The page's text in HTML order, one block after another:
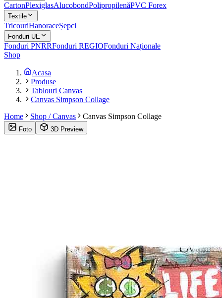
CartonPlexiglasAlucobondPolipropilenăPVC Forex
Textile
TricouriHanoraceȘepci
Fonduri UE
Fonduri PNRRFonduri REGIOFonduri Naționale
Shop
Acasa
Produse
Tablouri Canvas
Canvas Simpson Collage
Home
Shop / Canvas Canvas Simpson Collage
Foto 3D Preview